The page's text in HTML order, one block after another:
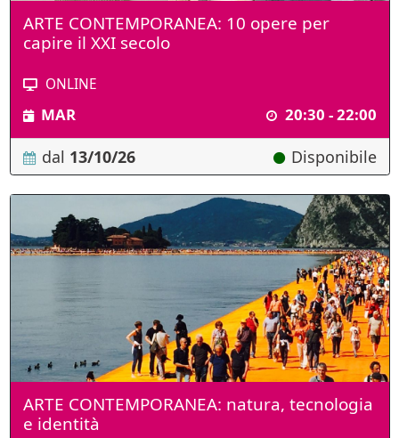
ARTE CONTEMPORANEA: 10 opere per
capire il XXI secolo
ONLINE
MAR 20:30 - 22:00
dal 13/10/26 Disponibile
ARTE CONTEMPORANEA: natura, tecnologia
e identità